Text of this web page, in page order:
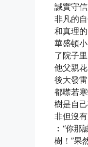
誠實守
非凡的
和真理
華盛頓
了院子
他父親
後大發
都噤若
樹是自
非但沒
︰“你
樹！”果